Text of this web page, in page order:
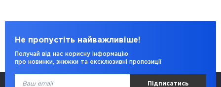
Не пропустіть найважливіше!
Получай від нас корисну інформацію
про новинки, знижки та ексклюзивні пропозиції
Підписатись